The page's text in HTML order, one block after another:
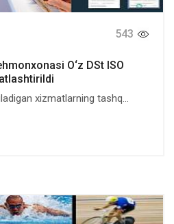
543
O‘z DSt ISO
xizmatlarning tashq...